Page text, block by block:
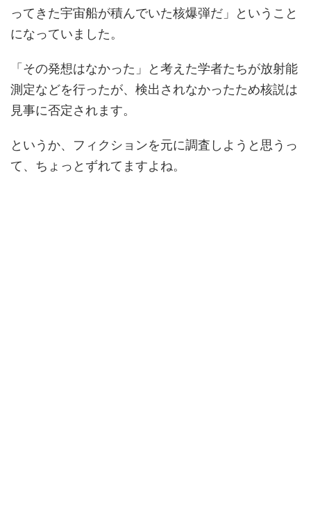
ってきた宇宙船が積んでいた核爆弾だ」ということ
になっていました。
「その発想はなかった」と考えた学者たちが放射能
測定などを行ったが、検出されなかったため核説は
見事に否定されます。
というか、フィクションを元に調査しようと思うっ
て、ちょっとずれてますよね。